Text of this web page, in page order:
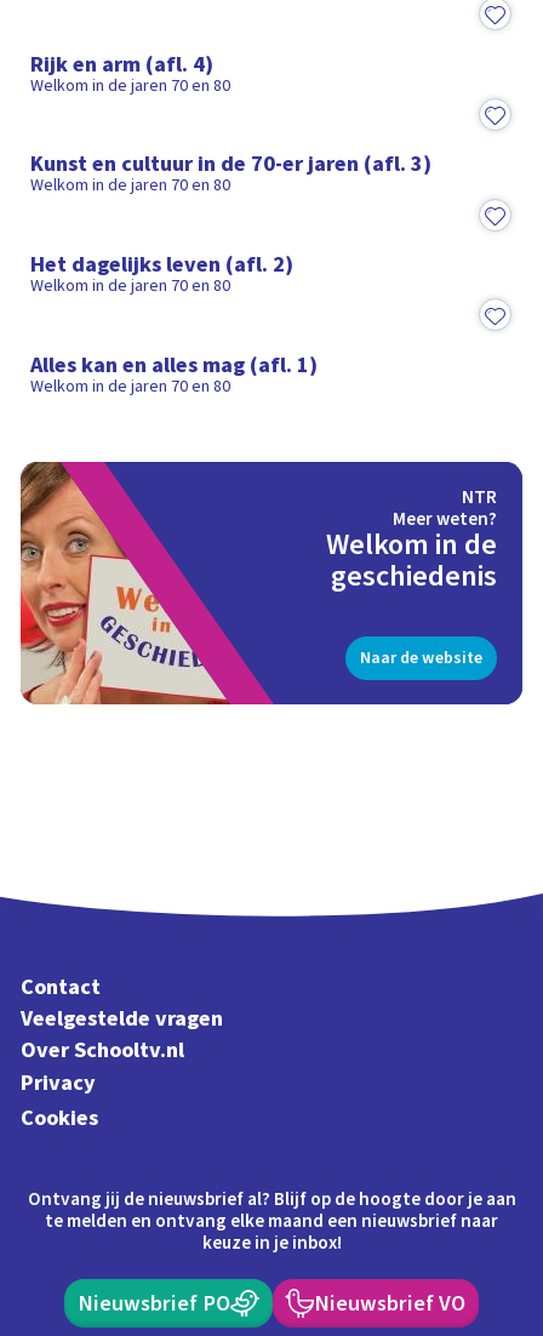
Rijk en arm (afl. 4)
Welkom in de jaren 70 en 80
Kunst en cultuur in de 70-er jaren (afl. 3)
Welkom in de jaren 70 en 80
Het dagelijks leven (afl. 2)
Welkom in de jaren 70 en 80
Alles kan en alles mag (afl. 1)
Welkom in de jaren 70 en 80
NTR
Meer weten?
Welkom in de
geschiedenis
Naar de website
Contact
Veelgestelde vragen
Over Schooltv.nl
Privacy
Cookies
Ontvang jij de nieuwsbrief al? Blijf op de hoogte door je aan
te melden en ontvang elke maand een nieuwsbrief naar
keuze in je inbox!
Nieuwsbrief PO Nieuwsbrief VO